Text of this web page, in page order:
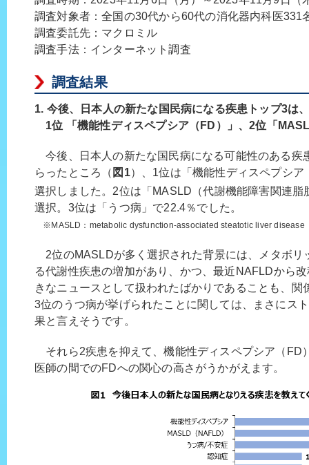
調査対象者：全国の30代から60代の消化器内科医331
調査委託先：マクロミル
調査手法：インターネット調査
調査結果
1. 今後、日本人の新たな国民病になる疾患トップ3は
1位 「機能性ディスペプシア（FD）」、2位「
今後、日本人の新たな国民病になる可能性のある疾
らったところ（ 図1）、1位は「機能性ディスペプシ
選択しました。2位は「MASLD（代謝機能障害関連脂
選択。3位は「うつ病」で22.4％でした。
※MASLD：metabolic dysfunction-associated steatotic liver disease
2位のMASLDが多く選択された背景には、メタボリ
る代謝性疾患の増加があり、かつ、最近NAFLDから
きなニュースとして扱われたばかりであることも、関
3位のうつ病が挙げられたことに関しては、まさにス
果と言えそうです。
それら2疾患を抑えて、機能性ディスペプシア（FD
医師の間でのFDへの関心の高さがうかがえます。